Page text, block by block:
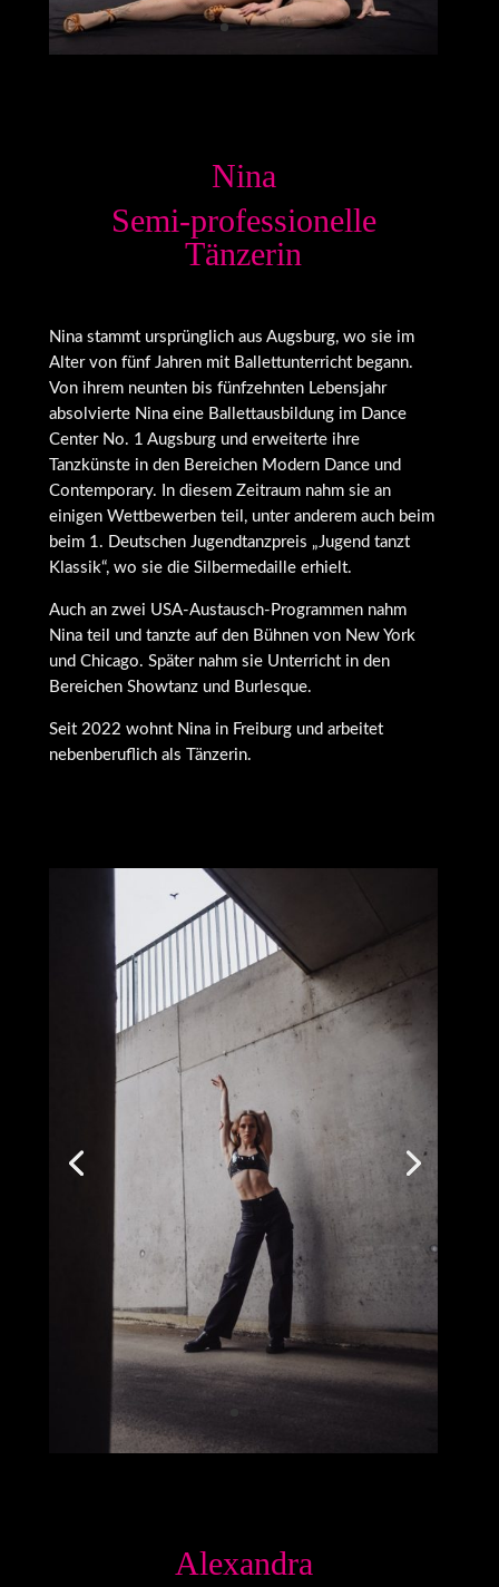
Nina
Semi-professionelle
Tänzerin
Nina stammt ursprünglich aus Augsburg, wo sie im
Alter von fünf Jahren mit Ballettunterricht begann.
Von ihrem neunten bis fünfzehnten Lebensjahr
absolvierte Nina eine Ballettausbildung im Dance
Center No. 1 Augsburg und erweiterte ihre
Tanzkünste in den Bereichen Modern Dance und
Contemporary. In diesem Zeitraum nahm sie an
einigen Wettbewerben teil, unter anderem auch beim
beim 1. Deutschen Jugendtanzpreis „Jugend tanzt
Klassik“, wo sie die Silbermedaille erhielt.
Auch an zwei USA-Austausch-Programmen nahm
Nina teil und tanzte auf den Bühnen von New York
und Chicago. Später nahm sie Unterricht in den
Bereichen Showtanz und Burlesque.
Seit 2022 wohnt Nina in Freiburg und arbeitet
nebenberuflich als Tänzerin.
Alexandra